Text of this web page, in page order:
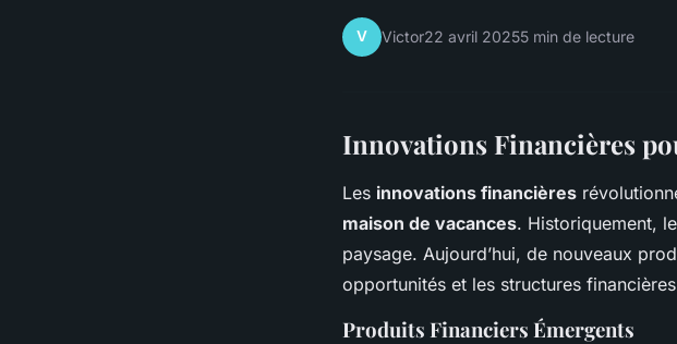
V Victor22 avril 20255 min de lecture
Innovations Financières
Les innovations financières
maison de vacances. Historiquement,
paysage. Aujourd’hui, de nouveaux
opportunités et les structures
Produits Financiers Émergents